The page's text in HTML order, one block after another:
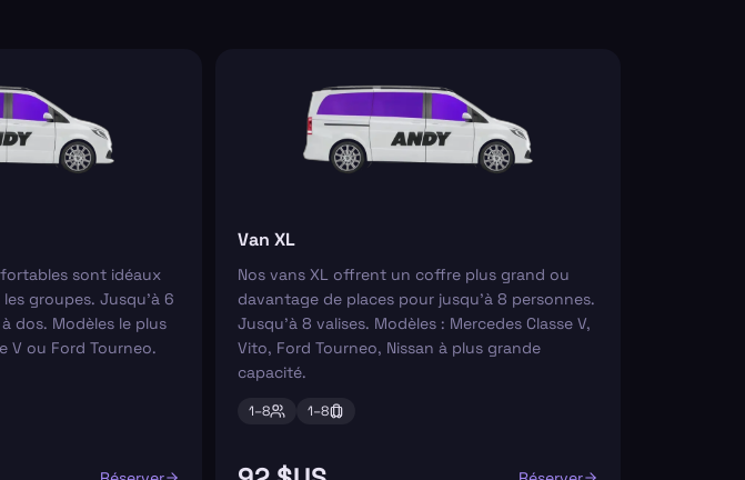
sont idéaux
groupes. Jusqu'à 6
dos. Modèles le plus
V ou Ford Tourneo.
Van XL
Nos vans XL offrent un coffre plus grand ou
davantage de places pour jusqu'à 8 personnes.
Jusqu'à 8 valises. Modèles : Mercedes Classe V,
Vito, Ford Tourneo, Nissan à plus grande
capacité.
1–8 1–8